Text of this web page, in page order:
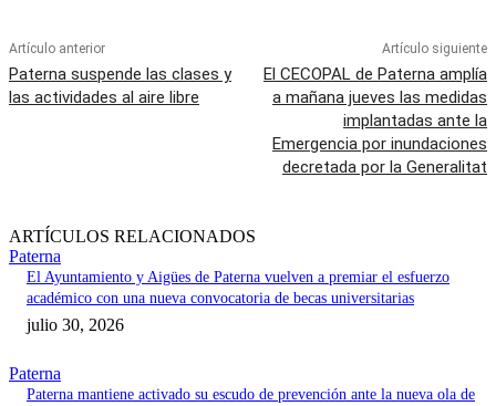
Artículo anterior
Paterna suspende las clases y
las actividades al aire libre
Artículo siguiente
El CECOPAL de Paterna amplía
a mañana jueves las medidas
implantadas ante la
Emergencia por inundaciones
decretada por la Generalitat
ARTÍCULOS RELACIONADOS
Paterna
El Ayuntamiento y Aigües de Paterna vuelven a premiar el esfuerzo
académico con una nueva convocatoria de becas universitarias
julio 30, 2026
Paterna
Paterna mantiene activado su escudo de prevención ante la nueva ola de